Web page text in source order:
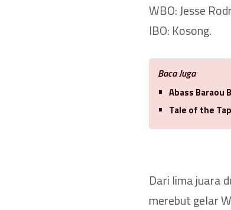
WBO: Jesse
IBO: Kosong.
Baca Juga
Abass Baraou
Tale of the
Dari lima juara
merebut gelar